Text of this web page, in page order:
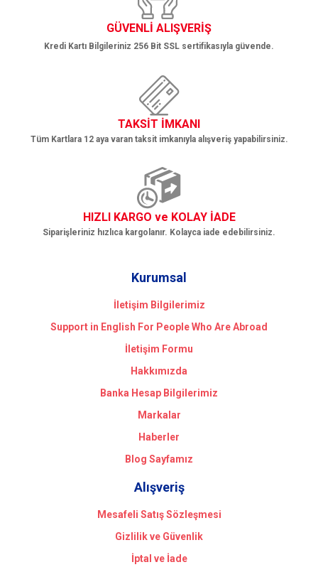
Gönder
GÜVENLİ ALIŞVERİŞ
Kredi Kartı Bilgileriniz 256 Bit SSL sertifikasıyla güvende.
TAKSİT İMKANI
Tüm Kartlara 12 aya varan taksit imkanıyla alışveriş yapabilirsiniz.
HIZLI KARGO ve KOLAY İADE
Siparişleriniz hızlıca kargolanır. Kolayca iade edebilirsiniz.
Kurumsal
İletişim Bilgilerimiz
Support in English For People Who Are Abroad
İletişim Formu
Hakkımızda
Banka Hesap Bilgilerimiz
Markalar
Haberler
Blog Sayfamız
Alışveriş
Mesafeli Satış Sözleşmesi
Gizlilik ve Güvenlik
İptal ve İade